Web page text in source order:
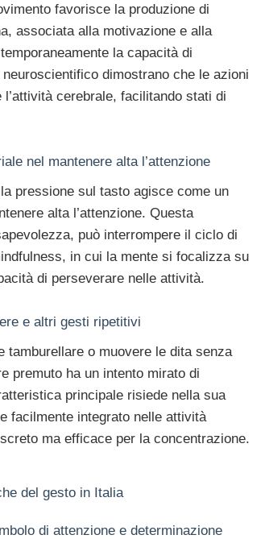
favorisce la produzione di
associata alla motivazione e alla
la capacità di
dimostrano che le azioni
cerebrale, facilitando stati di
nel mantenere alta l’attenzione
pressione sul tasto agisce come un
alta l’attenzione. Questa
può interrompere il ciclo di
in cui la mente si focalizza su
di perseverare nelle attività.
e altri gesti ripetitivi
o muovere le dita senza
premuto ha un intento mirato di
principale risiede nella sua
facilmente integrato nelle attività
ma efficace per la concentrazione.
del gesto in Italia
di attenzione e determinazione